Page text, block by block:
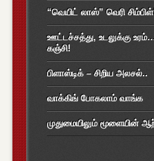
“வெயிட் லாஸ்” வெரி
ஊட்டச்சத்து, உடலுக்கு
கஞ்சி!
பிளாஸ்டிக் – சிறிய அலசல்..
வாக்கிங் போகலாம் வாங்க
முதுமையிலும் மூளையின்